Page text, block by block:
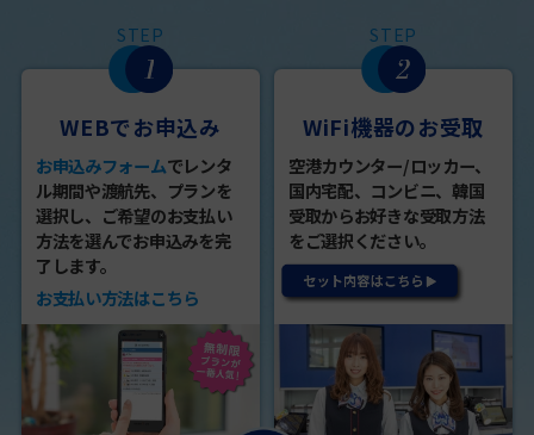
STEP
WEBでお申込み
お申込みフォームでレンタ
ル期間や渡航先、プランを
選択し、ご希望のお支払い
方法を選んでお申込みを完
了します。
お支払い方法はこちら
STEP
WiFi機器のお受取
空港カウンター/ロッカー、
国内宅配、コンビニ、韓国
受取からお好きな受取方法
をご選択ください。